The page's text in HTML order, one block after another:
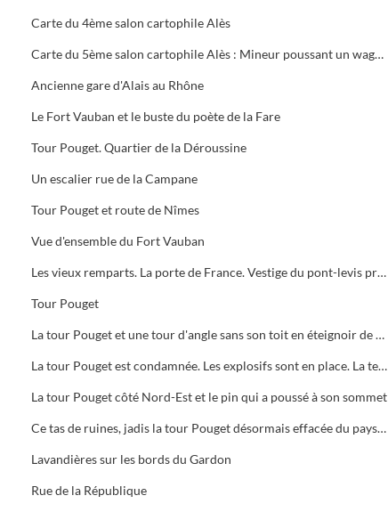
Carte du 4ème salon cartophile Alès
Carte du 5ème salon cartophile Alès : Mineur poussant un wagonnet
Ancienne gare d'Alais au Rhône
Le Fort Vauban et le buste du poète de la Fare
Tour Pouget. Quartier de la Déroussine
Un escalier rue de la Campane
Tour Pouget et route de Nîmes
Vue d'ensemble du Fort Vauban
Les vieux remparts. La porte de France. Vestige du pont-levis près du pont de Rochebelle
Tour Pouget
La tour Pouget et une tour d'angle sans son toit en éteignoir de chandelle
La tour Pouget est condamnée. Les explosifs sont en place. La terre amassée à son pied doit empêcher la projection de pierres
La tour Pouget côté Nord-Est et le pin qui a poussé à son sommet
Ce tas de ruines, jadis la tour Pouget désormais effacée du paysage d'Alès
Lavandières sur les bords du Gardon
Rue de la République